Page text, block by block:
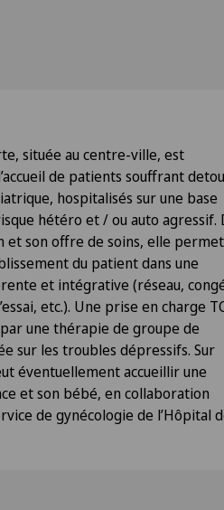
située au centre-ville, est
de patients souffrant
hospitalisés sur une base
hétéro et / ou auto agressif.
et son offre de soins, elle
du patient dans une
et intégrative (réseau,
etc.). Une prise en charge
une thérapie de groupe de
sur les troubles dépressifs. Sur
éventuellement accueillir une
et son bébé, en collaboration
de gynécologie de l’Hôpital